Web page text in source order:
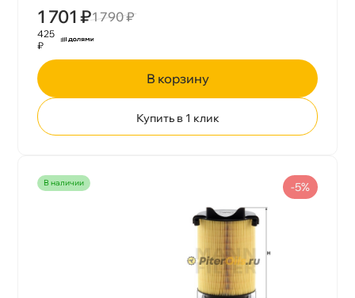
1 701 ₽1 790 ₽
425
₽
корзину
Купить в 1 клик
наличии -5%